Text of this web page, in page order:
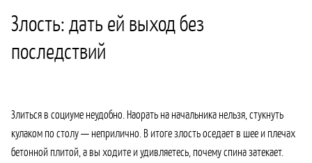
Злость: дать ей выход без
последствий
Злиться в социуме неудобно. Наорать на начальника нельзя, стукнуть
кулаком по столу — неприлично. В итоге злость оседает в шее и плечах
бетонной плитой, а вы ходите и удивляетесь, почему спина затекает.